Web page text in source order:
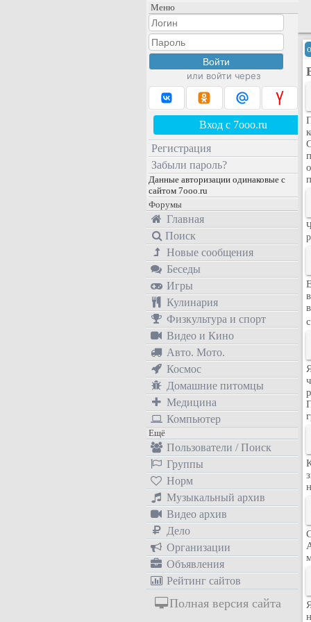
Меню
или войти через
Вход с 7ooo.ru
Регистрация
Забыли пароль?
Данные авторизации одинаковые с
сайтом 7ooo.ru
Форумы
Главная
Поиск
Новые сообщения
Беседы
Игры
Кулинария
Физкультура и спорт
Видео и Кино
Авто. Мото.
Космос
Домашние питомцы
Медицина
Компьютер
Ещё
Пользователи / Поиск
Группы
Норм
Музыкальный архив
Видео архив
Дело
Организации
Объявления
Рейтинг сайтов
Полная версия сайта